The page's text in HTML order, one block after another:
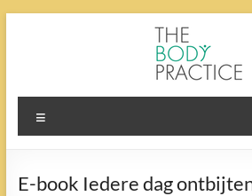
The
Body
Practice
E-book Iedere dag